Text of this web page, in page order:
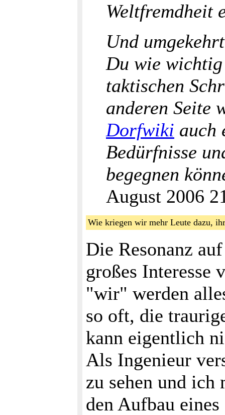
Weltfremdheit
Und
Du wie
taktischen
anderen Seite
Dorfwiki auch
Bedürfnisse
begegnen
August 2006
Wie kriegen wir mehr Leute dazu,
Die Resonanz
großes Interesse
"wir" werden
so oft, die
kann eigentlich
Als Ingenieur
zu sehen und ich
den Aufbau